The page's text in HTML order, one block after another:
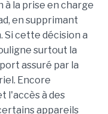
la prise en charge
en supprimant
cette décision a
surtout la
assuré par la
Encore
l'accès à des
appareils